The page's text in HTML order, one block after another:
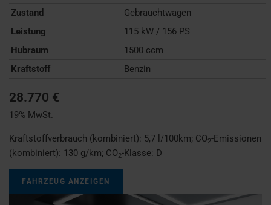
Zustand
Gebrauchtwagen
Leistung
115 kW / 156 PS
Hubraum
1500 ccm
Kraftstoff
Benzin
28.770 €
19% MwSt.
Kraftstoffverbrauch (kombiniert): 5,7 l/100km; CO2-Emissionen
(kombiniert): 130 g/km; CO2-Klasse: D
FAHRZEUG ANZEIGEN